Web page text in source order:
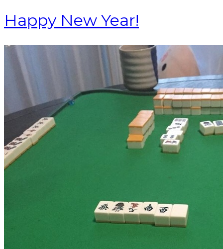
Happy New Year!